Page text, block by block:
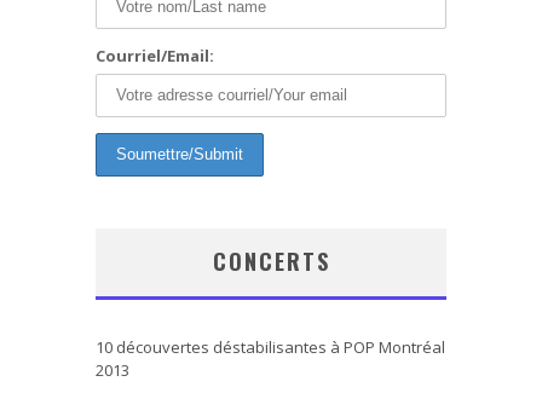
Courriel/Email:
CONCERTS
10 découvertes déstabilisantes à POP Montréal
2013